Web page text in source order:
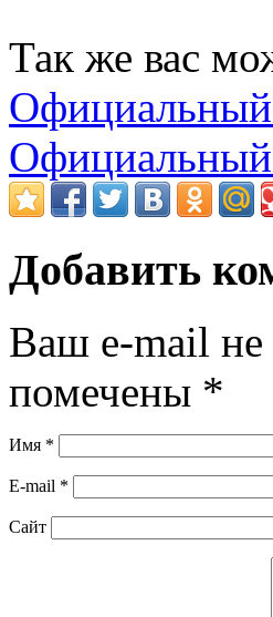
Так же вас
Добавить
Ваш e-mail не
помечены *
Имя *
E-mail *
Сайт